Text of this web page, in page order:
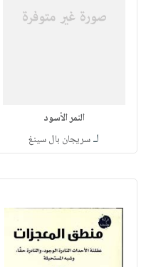
النمر الأسود
لـسريجان بال سينغ